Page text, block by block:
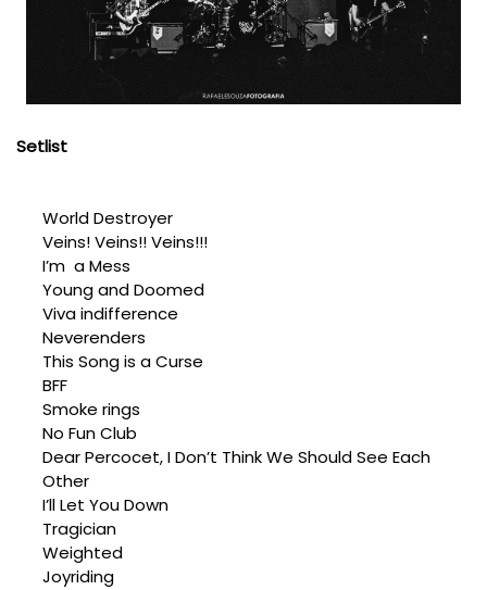
Setlist
World Destroyer
Veins! Veins!! Veins!!!
I’m a Mess
Young and Doomed
Viva indifference
Neverenders
This Song is a Curse
BFF
Smoke rings
No Fun Club
Dear Percocet, I Don’t Think We Should See Each
Other
I’ll Let You Down
Tragician
Weighted
Joyriding